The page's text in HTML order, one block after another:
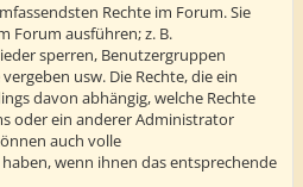
Rechte im Forum. Sie
Forum ausführen; z. B.
sperren, Benutzergruppen
usw. Die Rechte, die ein
davon abhängig, welche Rechte
oder ein anderer Administrator
auch volle
wenn ihnen das entsprechende